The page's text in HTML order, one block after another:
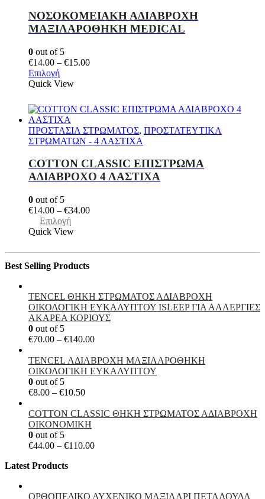
επιλεγούν
στη
προϊόντος
ΝΟΣΟΚΟΜΕΙΑΚΗ ΑΔΙΑΒΡΟΧΗ
ΜΑΞΙΛΑΡΟΘΗΚΗ MEDICAL
0 out of 5
€14.00 – €15.00Price
€15.00
ΕπιλογήΑυτό
το
έχει
πολλαπλές
παραλλαγές.
Οι
επιλογές
μπορούν
να
επιλεγούν
σελίδα
του
προϊόντος
Quick View
ΠΡΟΣΤΑΣΙΑ ΣΤΡΩΜΑΤΟΣ, ΠΡΟΣΤΑΤΕΥΤΙΚΑ
ΣΤΡΩΜΑΤΩΝ - 4 ΛΑΣΤΙΧΑ
COTTON CLASSIC ΕΠΙΣΤΡΩΜΑ
ΑΔΙΑΒΡΟΧΟ 4 ΛΑΣΤΙΧΑ
0 out of 5
€14.00 – €34.00Price
€34.00
Επιλογή
έχει
πολλαπλές
επιλογές
μπορούν
να
στη
του
προϊόντος
Quick View
Best Selling Products
TENCEL ΘΗΚΗ ΣΤΡΩΜΑΤΟΣ ΑΔΙΑΒΡΟΧΗ
ΟΙΚΟΛΟΓΙΚΗ ΕΥΚΑΛΥΠΤΟΥ ISLEEP ΓΙΑ ΑΛΛΕΡΓΙΕΣ
ΑΚΑΡΕΑ ΚΟΡΙΟΥΣ
0 out of 5
€70.00 – €140.00Price
€70.00
through
TENCEL ΑΔΙΑΒΡΟΧΗ ΜΑΞΙΛΑΡΟΘΗΚΗ
ΟΙΚΟΛΟΓΙΚΗ ΕΥΚΑΛΥΠΤΟΥ
0 out of 5
€8.00 – €10.50Price
€8.00
through
COTTON CLASSIC ΘΗKΗ ΣΤΡΩΜΑΤΟΣ ΑΔΙΑΒΡΟΧΗ
ΟΙΚΟΝΟΜΙΚΗ
0 out of 5
€44.00 – €110.00Price
Latest Products
ΟΡΘΟΠΕΔΙΚΟ ΑΥΧΕΝΙΚΟ ΜΑΞΙΛΑΡΙ ΠΕΤΑΛΟΥΔΑ